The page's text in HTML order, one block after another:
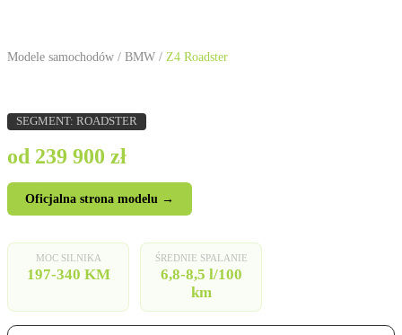
Modele samochodów / BMW / Z4 Roadster
SEGMENT: ROADSTER
od 239 900 zł
Oficjalna strona modelu →
MOC SILNIKA
197-340 KM
ŚREDNIE SPALANIE
6,8-8,5 l/100
km